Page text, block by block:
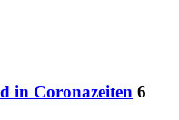
in Coronazeiten 6